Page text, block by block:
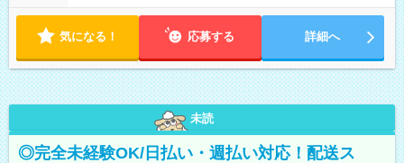
気になる！ 応募する 詳細へ
未読
◎完全未経験OK/日払い・週払い対応！配送ス